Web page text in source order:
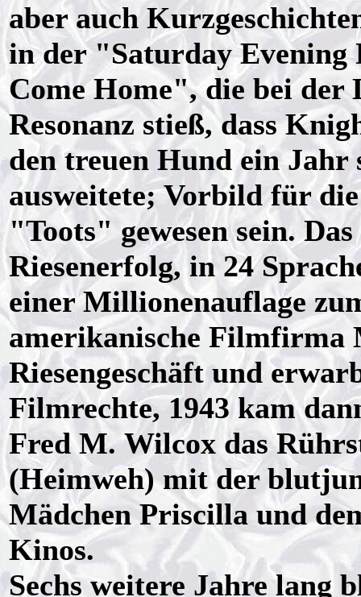
aber auch
in der "Saturday Evening
Come Home", die bei der
Resonanz stieß, dass
den treuen Hund ein Jahr
ausweitete; Vorbild für
"Toots" gewesen sein.
Riesenerfolg, in 24
einer Millionenauflage
amerikanische Filmfirma
Riesengeschäft und
Filmrechte, 1943 kam
Fred M. Wilcox das
(Heimweh) mit der
Mädchen Priscilla und
Kinos.
Sechs weitere Jahre lang